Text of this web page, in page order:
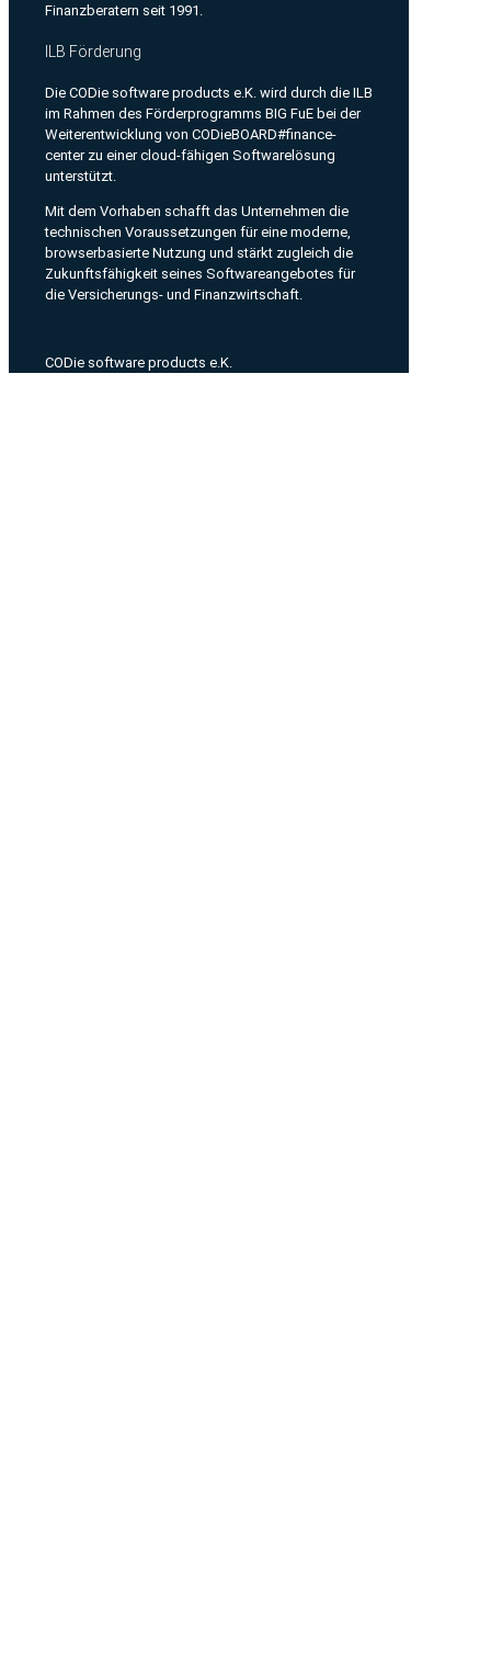
Finanzberatern seit 1991.
ILB Förderung
Die CODie software products e.K. wird durch die ILB
im Rahmen des Förderprogramms BIG FuE bei der
Weiterentwicklung von CODieBOARD#finance-
center zu einer cloud-fähigen Softwarelösung
unterstützt.
Mit dem Vorhaben schafft das Unternehmen die
technischen Voraussetzungen für eine moderne,
browserbasierte Nutzung und stärkt zugleich die
Zukunftsfähigkeit seines Softwareangebotes für
die Versicherungs- und Finanzwirtschaft.
CODie software products e.K.